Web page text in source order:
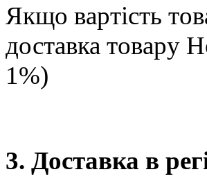
Якщо вартість
доставка
1%)
3. Доставка в